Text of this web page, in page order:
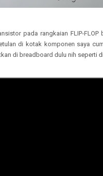
pada rangkaian FLIP-
di kotak komponen saya
di breadboard dulu nih seperti